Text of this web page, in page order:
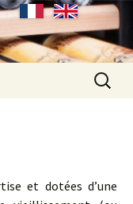
et dotées d’une